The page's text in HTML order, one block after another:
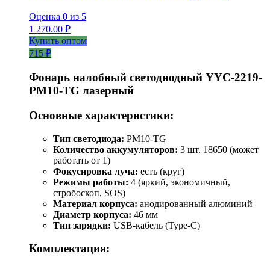
Оценка 0 из 5
1 270.00 ₽
Купить оптом
715 ₽
Фонарь налобный светодиодный YYC-2219-
PM10-TG лазерный
Основные характеристики:
Тип светодиода: PM10-TG
Количество аккумуляторов: 3 шт. 18650 (может
работать от 1)
Фокусировка луча: есть (круг)
Режимы работы: 4 (яркий, экономичный,
стробоскоп, SOS)
Материал корпуса: анодированный алюминий
Диаметр корпуса: 46 мм
Тип зарядки: USB-кабель (Type-C)
Комплектация: